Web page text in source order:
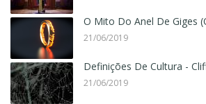
O Mito Do Anel De Giges
21/06/2019
Definições De Cultura -
21/06/2019